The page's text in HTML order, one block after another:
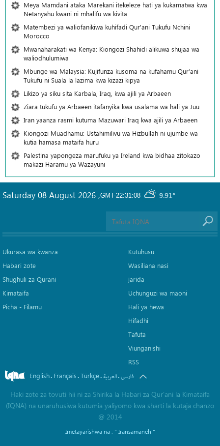
Meya Mamdani ataka Marekani itekeleze hati ya kukamatwa kwa
Netanyahu kwani ni mhalifu wa kivita
Matembezi ya waliofanikiwa kuhifadi Qur'ani Tukufu Nchini
Morocco
Mwanaharakati wa Kenya: Kiongozi Shahidi alikuwa shujaa wa
waliodhulumiwa
Mbunge wa Malaysia: Kujifunza kusoma na kufahamu Qur’ani
Tukufu ni Suala la lazima kwa kizazi kipya
Likizo ya siku sita Karbala, Iraq, kwa ajili ya Arbaeen
Ziara tukufu ya Arbaeen itafanyika kwa usalama wa hali ya Juu
Iran yaanza rasmi kutuma Mazuwari Iraq kwa ajili ya Arbaeen
Kiongozi Muadhamu: Ustahimilivu wa Hizbullah ni ujumbe wa
kutia hamasa mataifa huru
Palestina yapongeza marufuku ya Ireland kwa bidhaa zitokazo
makazi Haramu ya Wazayuni
GMT-22:31:08 9.91°
Saturday 08 August 2026 ,
Ukurasa wa kwanza
Habari zote
Shughuli za Qurani
Kimataifa
Picha‎ - Filamu‎
Kutuhusu
Wasiliana nasi
jarida
Uchunguzi wa maoni
Hali ya hewa
Hifadhi
Tafuta
Viunganishi
RSS
English. Français.Türkçe. العربیة.فارسی
Haki zote za tovuti hii ni za Shirika la Habari za Qur'ani la Kimataifa
(IQNA) na unaruhusiwa kutumia yaliyomo kwa sharti la kutaja chanzo
@ 2014
Imetayarishwa na : " Iransamaneh "